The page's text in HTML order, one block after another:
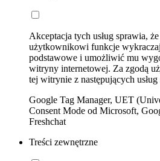
Akceptacja tych usług sprawia,
użytkownikowi funkcje
podstawowe i umożliwić mu
witryny internetowej. Za zgodą
tej witrynie z następujących
Google Tag Manager, UET
Consent Mode od Microsoft,
Freshchat
Treści zewnętrzne